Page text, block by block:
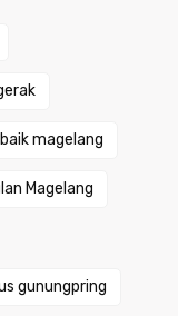
magelang
Magelang
gunungpring